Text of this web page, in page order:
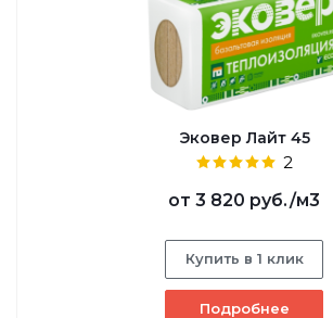
Эковер Лайт 45
2
от 3 820 руб./м3
Купить в 1 клик
Подробнее